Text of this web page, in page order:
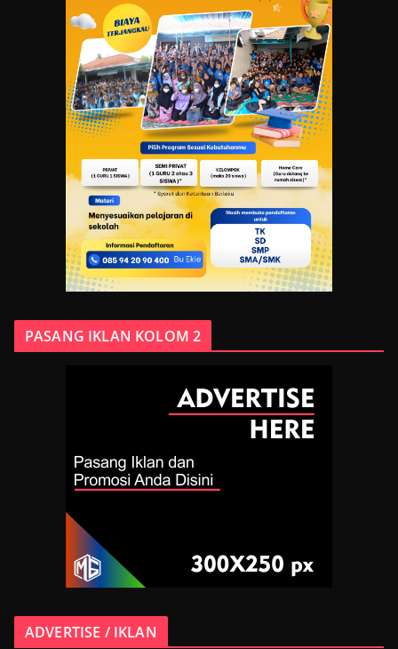
PASANG IKLAN KOLOM 2
ADVERTISE / IKLAN